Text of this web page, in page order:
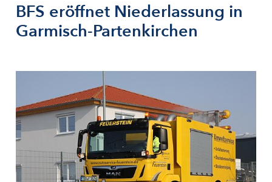
BFS eröffnet Niederlassung in
Garmisch-Partenkirchen